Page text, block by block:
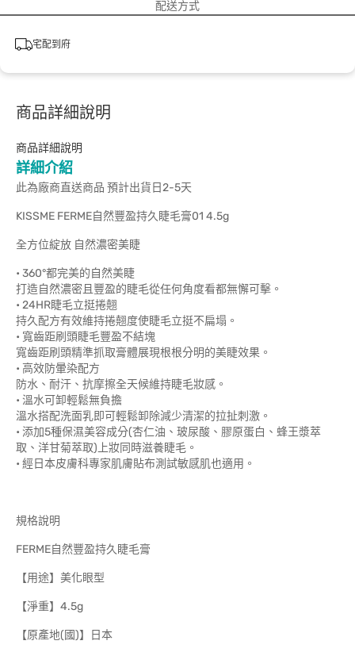
配送方式
宅配到府
商品詳細說明
商品詳細說明
詳細介紹
此為廠商直送商品 預計出貨日2-5天
KISSME FERME自然豐盈持久睫毛膏01 4.5g
全方位綻放 自然濃密美睫
• 360°都完美的自然美睫
打造自然濃密且豐盈的睫毛從任何角度看都無懈可擊。
• 24HR睫毛立挺捲翹
持久配方有效維持捲翹度使睫毛立挺不扁塌。
• 寬齒距刷頭睫毛豐盈不結塊
寬齒距刷頭精準抓取膏體展現根根分明的美睫效果。
• 高效防暈染配方
防水、耐汗、抗摩擦全天候維持睫毛妝感。
• 溫水可卸輕鬆無負擔
溫水搭配洗面乳即可輕鬆卸除減少清潔的拉扯刺激。
• 添加5種保濕美容成分(杏仁油、玻尿酸、膠原蛋白、蜂王漿萃
取、洋甘菊萃取)上妝同時滋養睫毛。
• 經日本皮膚科專家肌膚貼布測試敏感肌也適用。
規格說明
FERME自然豐盈持久睫毛膏
【用途】美化眼型
【淨重】4.5g
【原產地(國)】日本